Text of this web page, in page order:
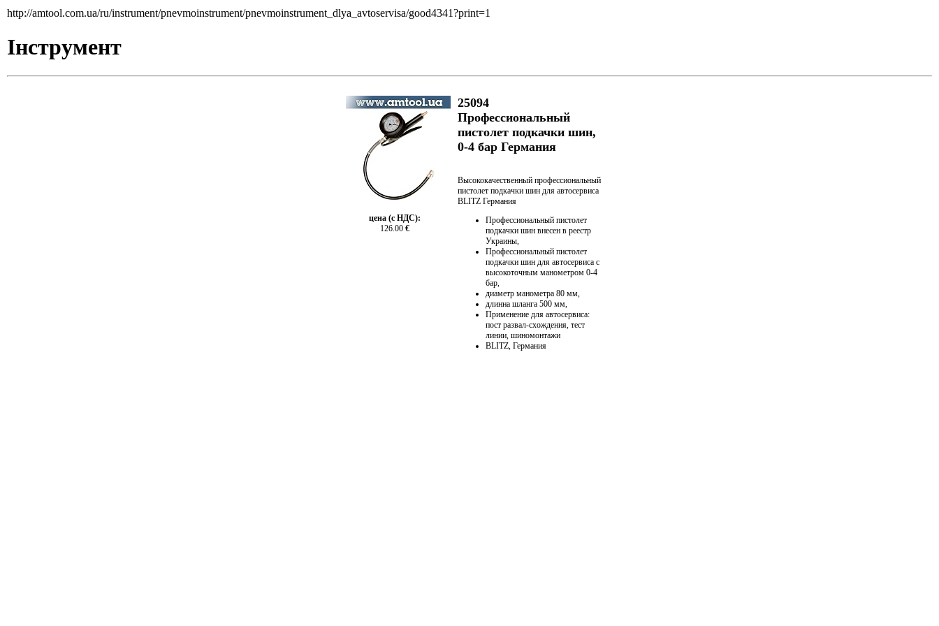
http://amtool.com.ua/ru/instrument/pnevmoinstrument/pnevmoinstrument_dlya_avtoservisa/good4341?print=1
Інструмент
цена (с НДС):
126.00 €
25094
Профессиональный
пистолет подкачки шин,
0-4 бар Германия
Высококачественный профессиональный
пистолет подкачки шин для автосервиса
BLITZ Германия
Профессиональный пистолет
подкачки шин внесен в реестр
Украины,
Профессиональный пистолет
подкачки шин для автосервиса с
высокоточным манометром 0-4
бар,
диаметр манометра 80 мм,
длинна шланга 500 мм,
Применение для автосервиса:
пост развал-схождения, тест
линии, шиномонтажи
BLITZ, Германия